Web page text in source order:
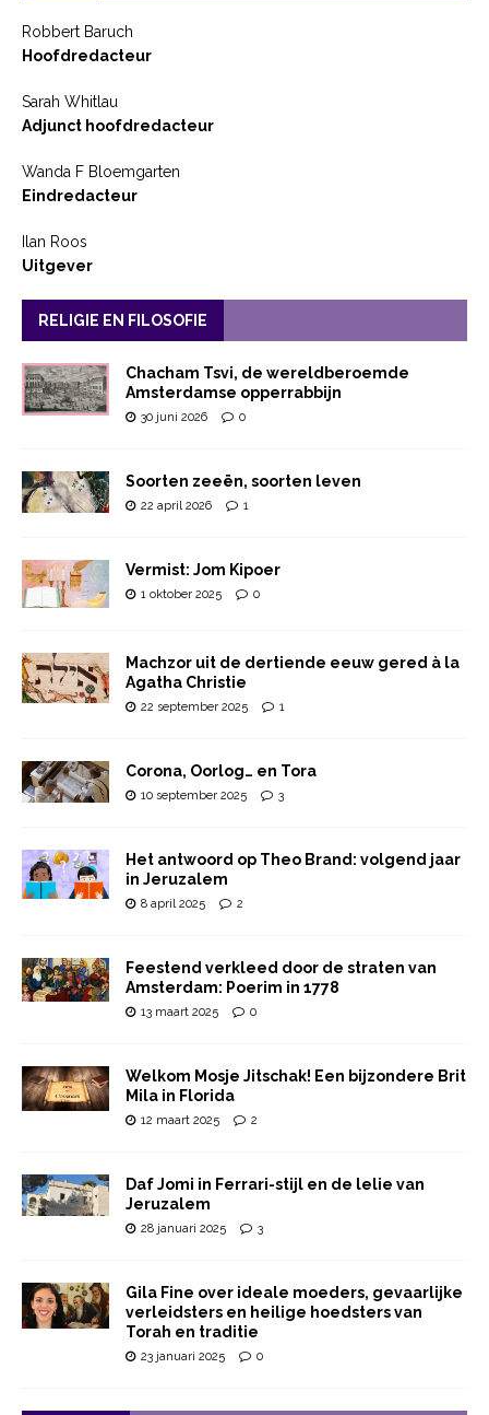
Robbert Baruch
Hoofdredacteur
Sarah Whitlau
Adjunct hoofdredacteur
Wanda F Bloemgarten
Eindredacteur
Ilan Roos
Uitgever
RELIGIE EN FILOSOFIE
Chacham Tsvi, de wereldberoemde
Amsterdamse opperrabbijn
30 juni 2026 0
Soorten zeeën, soorten leven
22 april 2026 1
Vermist: Jom Kipoer
1 oktober 2025 0
Machzor uit de dertiende eeuw gered à la
Agatha Christie
22 september 2025 1
Corona, Oorlog… en Tora
10 september 2025 3
Het antwoord op Theo Brand: volgend jaar
in Jeruzalem
8 april 2025 2
Feestend verkleed door de straten van
Amsterdam: Poerim in 1778
13 maart 2025 0
Welkom Mosje Jitschak! Een bijzondere Brit
Mila in Florida
12 maart 2025 2
Daf Jomi in Ferrari-stijl en de lelie van
Jeruzalem
28 januari 2025 3
Gila Fine over ideale moeders, gevaarlijke
verleidsters en heilige hoedsters van
Torah en traditie
23 januari 2025 0